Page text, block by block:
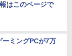
はこのページで
ミングPCが7万